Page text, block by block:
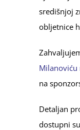
središnjoj
obljetnice
na
Detaljan
dostupni